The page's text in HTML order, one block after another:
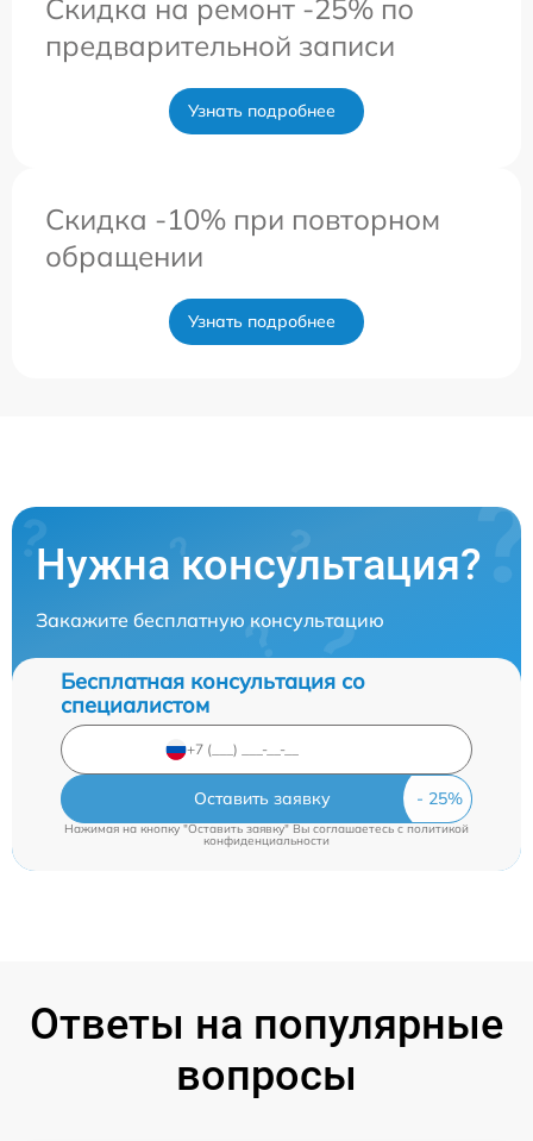
Скидка на ремонт -25% по
предварительной записи
Узнать подробнее
Скидка -10% при повторном
обращении
Узнать подробнее
Нужна консультация?
Закажите бесплатную консультацию
Бесплатная консультация со
специалистом
Оставить заявку
Нажимая на кнопку "Оставить заявку" Вы соглашаетесь cполитикой
конфиденциальности
Ответы на популярные
вопросы